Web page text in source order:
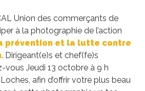
Union des commerçants de
à la photographie de l’action
prévention et la lutte contre
. Dirigeant(e)s et chef(fe)s
vous Jeudi 13 octobre à 9 h
afin d’offrir votre plus beau